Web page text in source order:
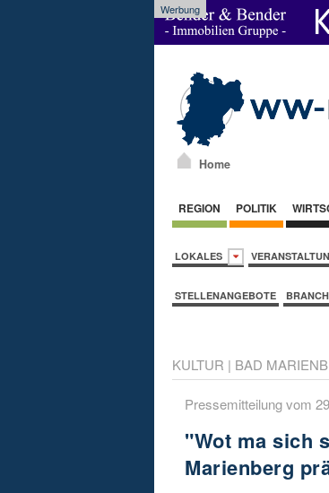
Werbung
Home
REGION POLITIK
LOKALES
STELLENANGEBOTE
KULTUR | BAD
Pressemitteilung vom
"Wot ma sich
Marienberg